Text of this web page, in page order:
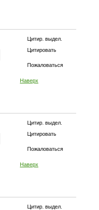
Цитир. выдел.
Цитировать
Пожаловаться
Наверх
Цитир. выдел.
Цитировать
Пожаловаться
Наверх
Цитир. выдел.